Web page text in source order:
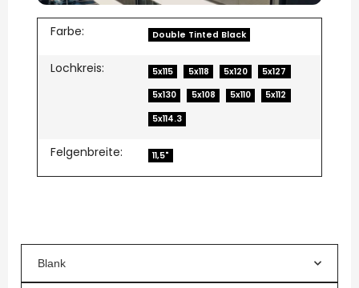
Farbe: Double Tinted Black
Lochkreis: 5x115 5x118 5x120
5x127
5x130
5x108 5x110
5x112
5x114.3
Felgenbreite: 11,5"
Blank